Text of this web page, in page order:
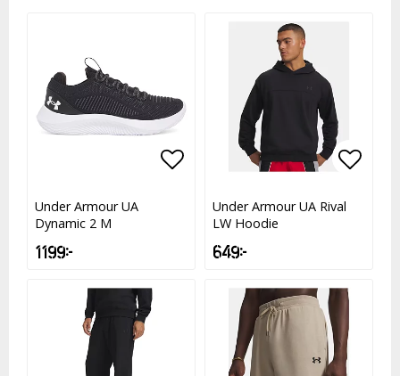
Lägg till i favoritlistan
Lägg till i favoritlistan
Under Armour UA
Dynamic 2 M
1 199 kr
Under Armour UA Rival
LW Hoodie
649 kr